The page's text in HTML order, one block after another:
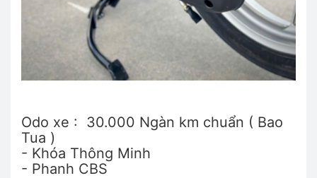
Odo xe : 30.000 Ngàn km chuẩn ( Bao
Tua )
- Khóa Thông Minh
- Phanh CBS